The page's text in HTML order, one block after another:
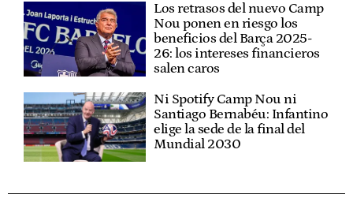
Los retrasos del nuevo Camp
Nou ponen en riesgo los
beneficios del Barça 2025-
26: los intereses financieros
salen caros
Ni Spotify Camp Nou ni
Santiago Bernabéu: Infantino
elige la sede de la final del
Mundial 2030